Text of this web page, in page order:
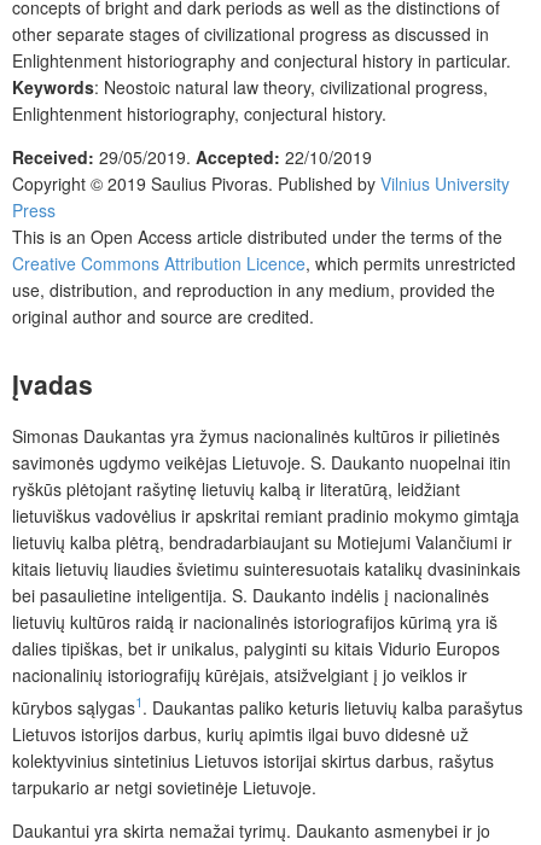
concepts of bright and dark periods as well as the distinctions of
other separate stages of civilizational progress as discussed in
Enlightenment historiography and conjectural history in particular.
Keywords: Neostoic natural law theory, civilizational progress,
Enlightenment historiography, conjectural history.
Received: 29/05/2019. Accepted: 22/10/2019
Copyright © 2019 Saulius Pivoras. Published by Vilnius University
Press
This is an Open Access article distributed under the terms of the
Creative Commons Attribution Licence, which permits unrestricted
use, distribution, and reproduction in any medium, provided the
original author and source are credited.
Įvadas
Simonas Daukantas yra žymus nacionalinės kultūros ir pilietinės
savimonės ugdymo veikėjas Lietuvoje. S. Daukanto nuopelnai itin
ryškūs plėtojant rašytinę lietuvių kalbą ir literatūrą, leidžiant
lietuviškus vadovėlius ir apskritai remiant pradinio mokymo gimtąja
lietuvių kalba plėtrą, bendradarbiaujant su Motiejumi Valančiumi ir
kitais lietuvių liaudies švietimu suinteresuotais katalikų dvasininkais
bei pasaulietine inteligentija. S. Daukanto indėlis į nacionalinės
lietuvių kultūros raidą ir nacionalinės istoriografijos kūrimą yra iš
dalies tipiškas, bet ir unikalus, palyginti su kitais Vidurio Europos
nacionalinių istoriografijų kūrėjais, atsižvelgiant į jo veiklos ir
kūrybos sąlygas1. Daukantas paliko keturis lietuvių kalba parašytus
Lietuvos istorijos darbus, kurių apimtis ilgai buvo didesnė už
kolektyvinius sintetinius Lietuvos istorijai skirtus darbus, rašytus
tarpukario ar netgi sovietinėje Lietuvoje.
Daukantui yra skirta nemažai tyrimų. Daukanto asmenybei ir jo